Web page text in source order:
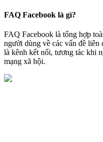
FAQ Facebook là gì?
FAQ Facebook là tổng hợp
người dùng về các vấn đề liên
là kênh kết nối, tương tác khi
mạng xã hội.